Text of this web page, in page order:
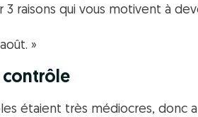
3 raisons qui vous motivent à
»
contrôle
étaient très médiocres, donc